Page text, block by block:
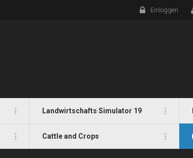
Einloggen
Landwirtschafts Simulator 19
Cattle and Crops